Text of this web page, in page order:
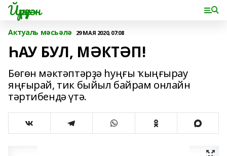
Йүрүҙән
Актуаль мәсьәлә 29 МАЯ 2020, 07:08
ҺАУ БУЛ, МӘКТӘП!
Бөгөн мәктәптәрҙә һуңғы ҡыңғырау
яңғырай, тик быйыл байрам онлайн
тәртибендә үтә.